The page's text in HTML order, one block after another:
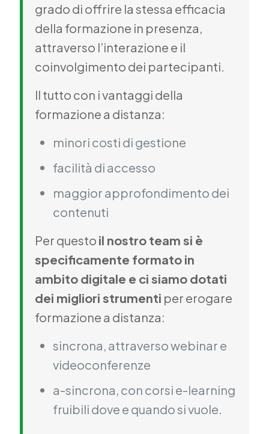
grado di offrire la stessa efficacia
della formazione in presenza,
attraverso l’interazione e il
coinvolgimento dei partecipanti.
Il tutto con i vantaggi della
formazione a distanza:
minori costi di gestione
facilità di accesso
maggior approfondimento dei
contenuti
Per questo il nostro team si è
specificamente formato in
ambito digitale e ci siamo dotati
dei migliori strumenti per erogare
formazione a distanza:
sincrona, attraverso webinar e
videoconferenze
a-sincrona, con corsi e-learning
fruibili dove e quando si vuole.